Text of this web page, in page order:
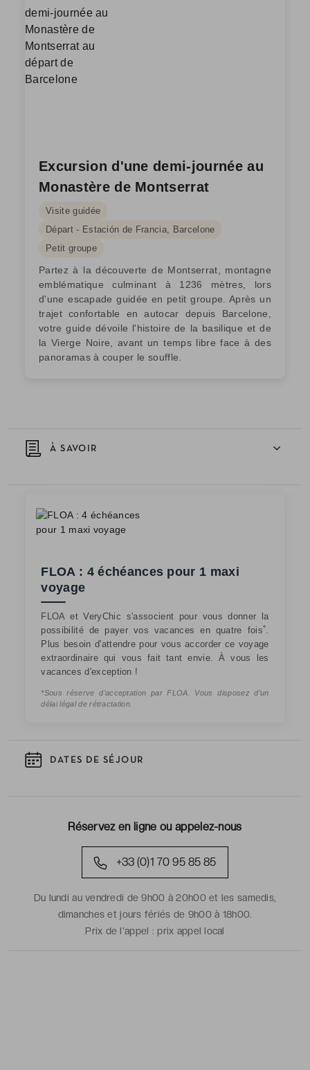
À SAVOIR
DATES DE SÉJOUR
Réservez en ligne ou appelez-nous
+33 (0)1 70 95 85 85
Du lundi au vendredi de 9h00 à 20h00 et les samedis,
dimanches et jours fériés de 9h00 à 18h00.
Prix de l'appel :prix appel local
FLOA : 4 échéances pour 1 maxi
voyage
FLOA et VeryChic s'associent pour vous donner la
possibilité de payer vos vacances en quatre fois*.
Plus besoin d'attendre pour vous accorder ce voyage
extraordinaire qui vous fait tant envie. À vous les
vacances d'exception !
*Sous réserve d’acceptation par FLOA. Vous disposez d’un
délai légal de rétractation.
Excursion d'une demi-journée au
Monastère de Montserrat
Visite guidée
Départ - Estación de Francia, Barcelone
Petit groupe
Partez à la découverte de Montserrat, montagne
emblématique culminant à 1236 mètres, lors
d'une escapade guidée en petit groupe. Après un
trajet confortable en autocar depuis Barcelone,
votre guide dévoile l'histoire de la basilique et de
la Vierge Noire, avant un temps libre face à des
panoramas à couper le souffle.